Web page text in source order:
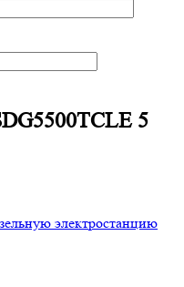
5
электростанцию